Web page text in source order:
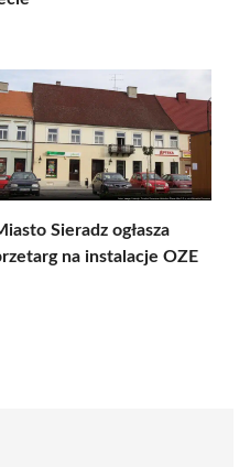
Sieradz ogłasza
na instalacje OZE